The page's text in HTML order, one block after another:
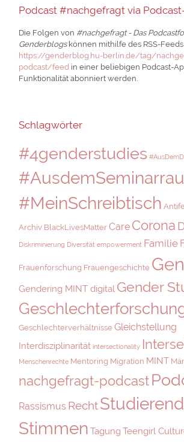
Podcast #nachgefragt via
Die Folgen von #nachgefragt - Das
Genderblogskönnen mithilfe des RSS-Feeds
https://genderblog.hu-berlin.de/tag/
podcast/feed in einer beliebigen Podcast-
Funktionalität abonniert werden.
Schlagwörter
#4genderstudies
#MeinSchreibtisch
Archiv BlackLivesMatter Care Corona
Diskriminierung Diversität empowerment Familie
Frauenforschung Frauengeschichte
Gendering MINT digital Gender
Geschlechterverhältnisse Gleichstellung
Interdisziplinarität intersectionality
Menschenrechte Mentoring Migration MINT
nachgefragt-podcast
Rassismus Recht
Stimmen Tagung Teengirl